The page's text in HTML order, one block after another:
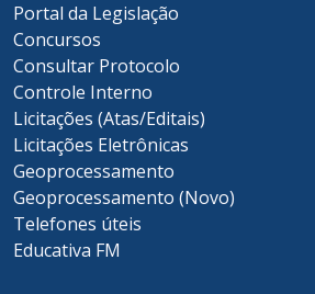
Portal da Legislação
Concursos
Consultar Protocolo
Controle Interno
Licitações (Atas/Editais)
Licitações Eletrônicas
Geoprocessamento
Geoprocessamento (Novo)
Telefones úteis
Educativa FM